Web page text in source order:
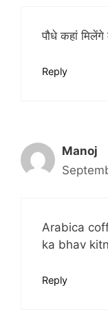
पौधे कहां
Reply
Manoj
Arabica
ka bhav
Reply